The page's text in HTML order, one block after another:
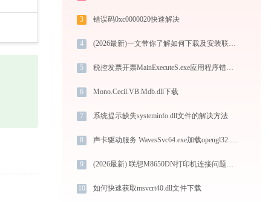
3 错误码0xc0000020快速解决
4 (2026最新)一文带你了解如何下载及安装联想M7455DNF打印机驱动
5 税控发票开票MainExecuteS.exe应用程序错误0xc000000d解决方法
6 Mono.Cecil.VB.Mdb.dll下载
7 系统提示缺失systeminfo.dll文件的解决方法
8 声卡驱动服务 WavesSvc64.exe加载opengl32.dll文件丢失处理办法
9 (2026最新) 联想M8650DN打印机连接问题解决方法 -金山毒霸
10 如何快速获取msvcrt40.dll文件下载